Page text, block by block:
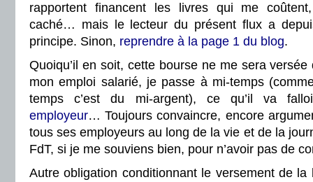
rapportent financent les livres qui me
caché… mais le lecteur du présent flux a
principe. Sinon, reprendre à la page 1 du blog.
Quoiqu’il en soit, cette bourse ne me sera
mon emploi salarié, je passe à mi-temps
temps c’est du mi-argent), ce qu’il va
employeur… Toujours convaincre, encore
tous ses employeurs au long de la vie et de la
FdT, si je me souviens bien, pour n’avoir pas de
Autre obligation conditionnant le versement de la